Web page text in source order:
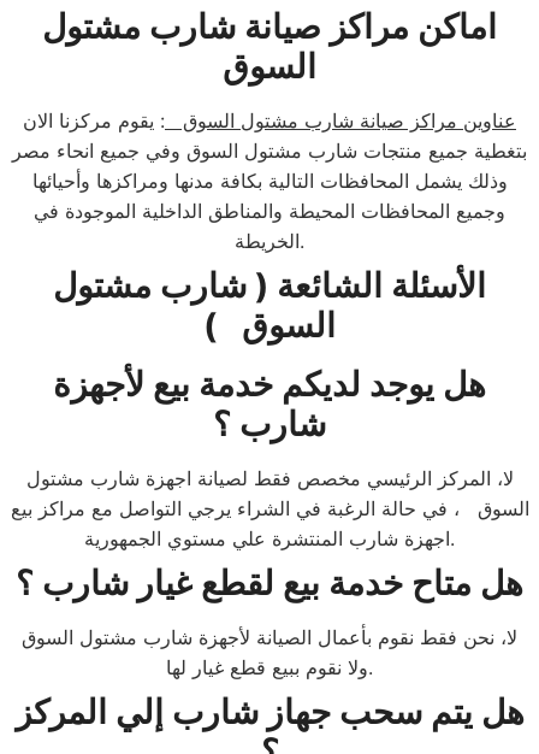
اماكن مراكز صيانة شارب مشتول
السوق
عناوين مراكز صيانة شارب مشتول السوق : يقوم مركزنا الان
بتغطية جميع منتجات شارب مشتول السوق وفي جميع انحاء مصر
وذلك يشمل المحافظات التالية بكافة مدنها ومراكزها وأحيائها
وجميع المحافظات المحيطة والمناطق الداخلية الموجودة في
الخريطة.
الأسئلة الشائعة ( شارب مشتول
السوق )
هل يوجد لديكم خدمة بيع لأجهزة
شارب ؟
لا، المركز الرئيسي مخصص فقط لصيانة اجهزة شارب مشتول
السوق ، في حالة الرغبة في الشراء يرجي التواصل مع مراكز بيع
اجهزة شارب المنتشرة علي مستوي الجمهورية.
هل متاح خدمة بيع لقطع غيار شارب ؟
لا، نحن فقط نقوم بأعمال الصيانة لأجهزة شارب مشتول السوق
ولا نقوم ببيع قطع غيار لها.
هل يتم سحب جهاز شارب إلي المركز